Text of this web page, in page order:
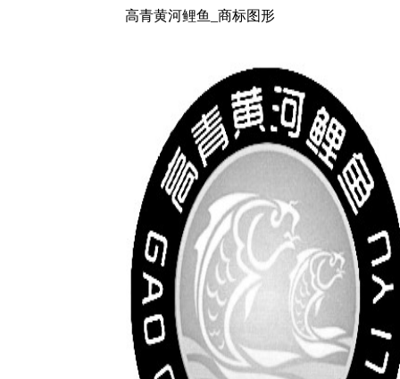
高青黄河鲤鱼_商标图形